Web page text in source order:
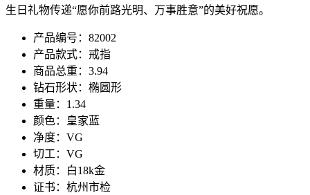
生日礼物传递“愿你前路光明、万事胜意”的美好祝愿。
产品编号：82002
产品款式：戒指
商品总重：3.94
钻石形状：椭圆形
重量：1.34
颜色：皇家蓝
净度：VG
切工：VG
材质：白18k金
证书：杭州市检